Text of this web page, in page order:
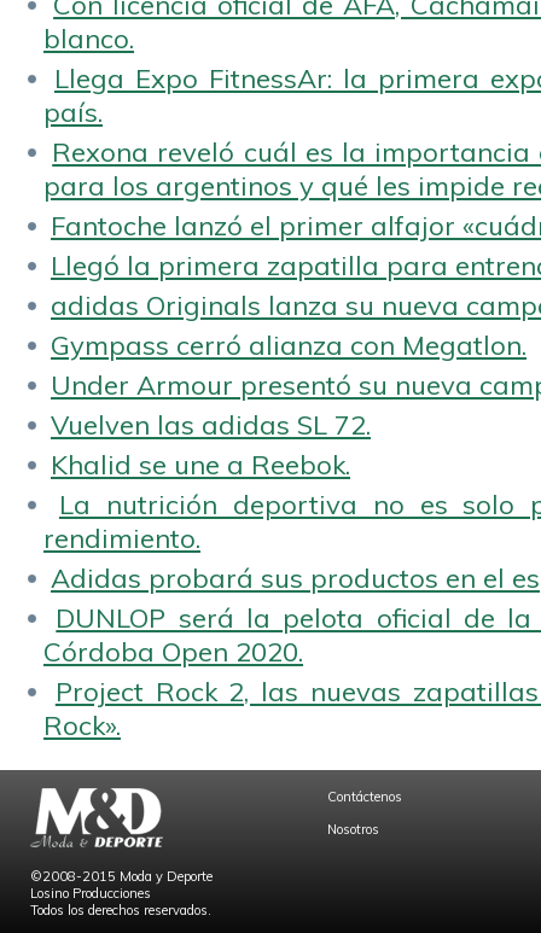
blanco.
Llega Expo FitnessAr: la primera
país.
Rexona reveló cuál es la
para los argentinos y qué les impide
Fantoche lanzó el primer alfajor
Llegó la primera zapatilla para
adidas Originals lanza su nueva
Gympass cerró alianza con Megatlon.
Under Armour presentó su nueva
Vuelven las adidas SL 72.
Khalid se une a Reebok.
La nutrición deportiva no es solo
rendimiento.
Adidas probará sus productos en el
DUNLOP será la pelota oficial de
Córdoba Open 2020.
Project Rock 2, las nuevas
Rock».
©2008-2015 Moda y Deporte
Losino Producciones
Todos los derechos reservados.
Contáctenos
Nosotros